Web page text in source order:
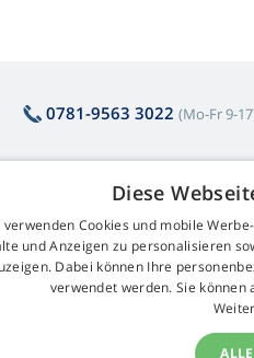
0781-9563 3022 (Mo-Fr 9-
Über den Lampenkauf
Rückgabe und Reklamation
Unkomplizierte
Warenrücksendung
Diese
verwenden Cookies und mobile
und Anzeigen zu personalisieren
Dabei können Ihre
verwendet werden. Sie können